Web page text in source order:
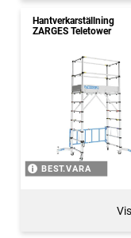
Hantverkarställning
ZARGES Teletower
BEST.VARA